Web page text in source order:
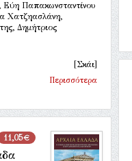
Παπακωνσταντίνου
Χατζηασλάνη,
Δημήτριος
[Σκάι]
Περισσότερα
11,05€